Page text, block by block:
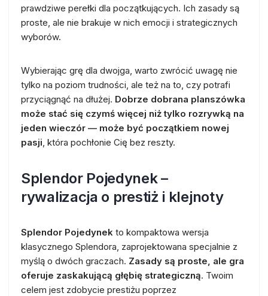
prawdziwe perełki dla początkujących. Ich zasady są
proste, ale nie brakuje w nich emocji i strategicznych
wyborów.
Wybierając grę dla dwojga, warto zwrócić uwagę nie
tylko na poziom trudności, ale też na to, czy potrafi
przyciągnąć na dłużej. Dobrze dobrana planszówka
może stać się czymś więcej niż tylko rozrywką na
jeden wieczór — może być początkiem nowej
pasji, która pochłonie Cię bez reszty.
Splendor Pojedynek –
rywalizacja o prestiż i klejnoty
Splendor Pojedynek to kompaktowa wersja
klasycznego Splendora, zaprojektowana specjalnie z
myślą o dwóch graczach. Zasady są proste, ale gra
oferuje zaskakującą głębię strategiczną. Twoim
celem jest zdobycie prestiżu poprzez